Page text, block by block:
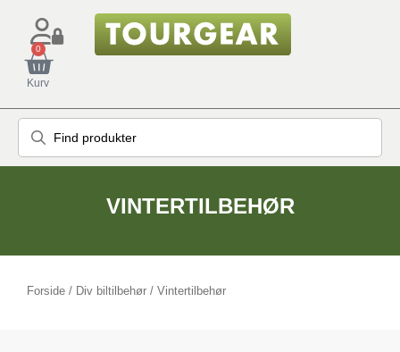
0
Kurv
VINTERTILBEHØR
Forside / Div biltilbehør / Vintertilbehør